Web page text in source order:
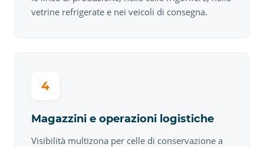
vetrine refrigerate e nei veicoli di consegna.
4
Magazzini e operazioni logistiche
Visibilità multizona per celle di conservazione a